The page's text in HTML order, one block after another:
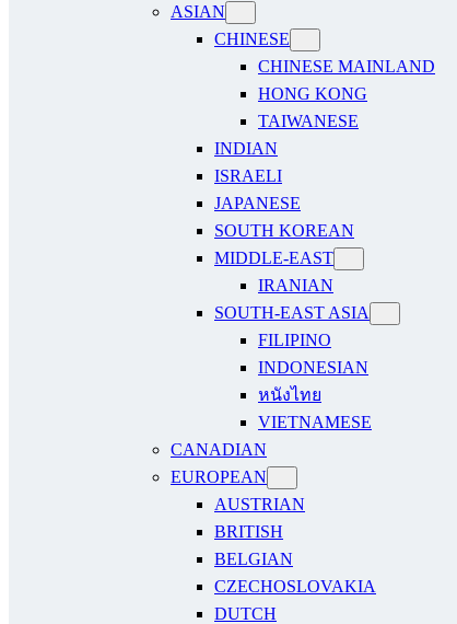
ASIAN
CHINESE
CHINESE MAINLAND
HONG KONG
TAIWANESE
INDIAN
ISRAELI
JAPANESE
SOUTH KOREAN
MIDDLE-EAST
IRANIAN
SOUTH-EAST ASIA
FILIPINO
INDONESIAN
หนังไทย
VIETNAMESE
CANADIAN
EUROPEAN
AUSTRIAN
BRITISH
BELGIAN
CZECHOSLOVAKIA
DUTCH